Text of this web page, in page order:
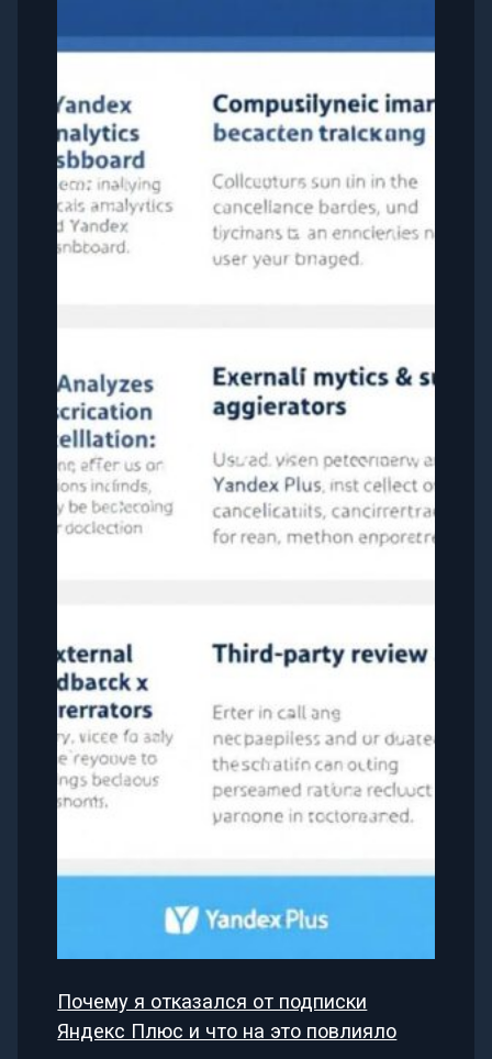
Почему я отказался от подписки
Яндекс Плюс и что на это повлияло